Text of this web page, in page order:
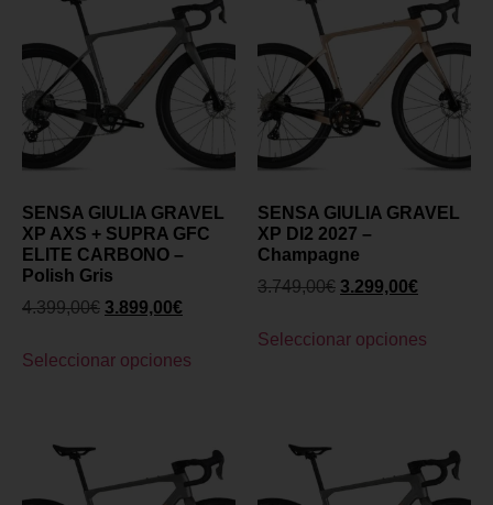
SENSA GIULIA GRAVEL
XP AXS + SUPRA GFC
ELITE CARBONO –
Polish Gris
4.399,00€ 3.899,00€
Seleccionar opciones
SENSA GIULIA GRAVEL
XP DI2 2027 –
Champagne
3.749,00€ 3.299,00€
Seleccionar opciones